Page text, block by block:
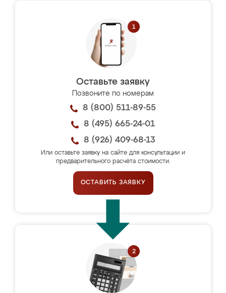
Оставьте заявку
Позвоните по номерам
8 (800) 511-89-55
8 (495) 665-24-01
8 (926) 409-68-13
Или оставьте заявку на сайте для консультации и
предварительного расчёта стоимости.
ОСТАВИТЬ ЗАЯВКУ